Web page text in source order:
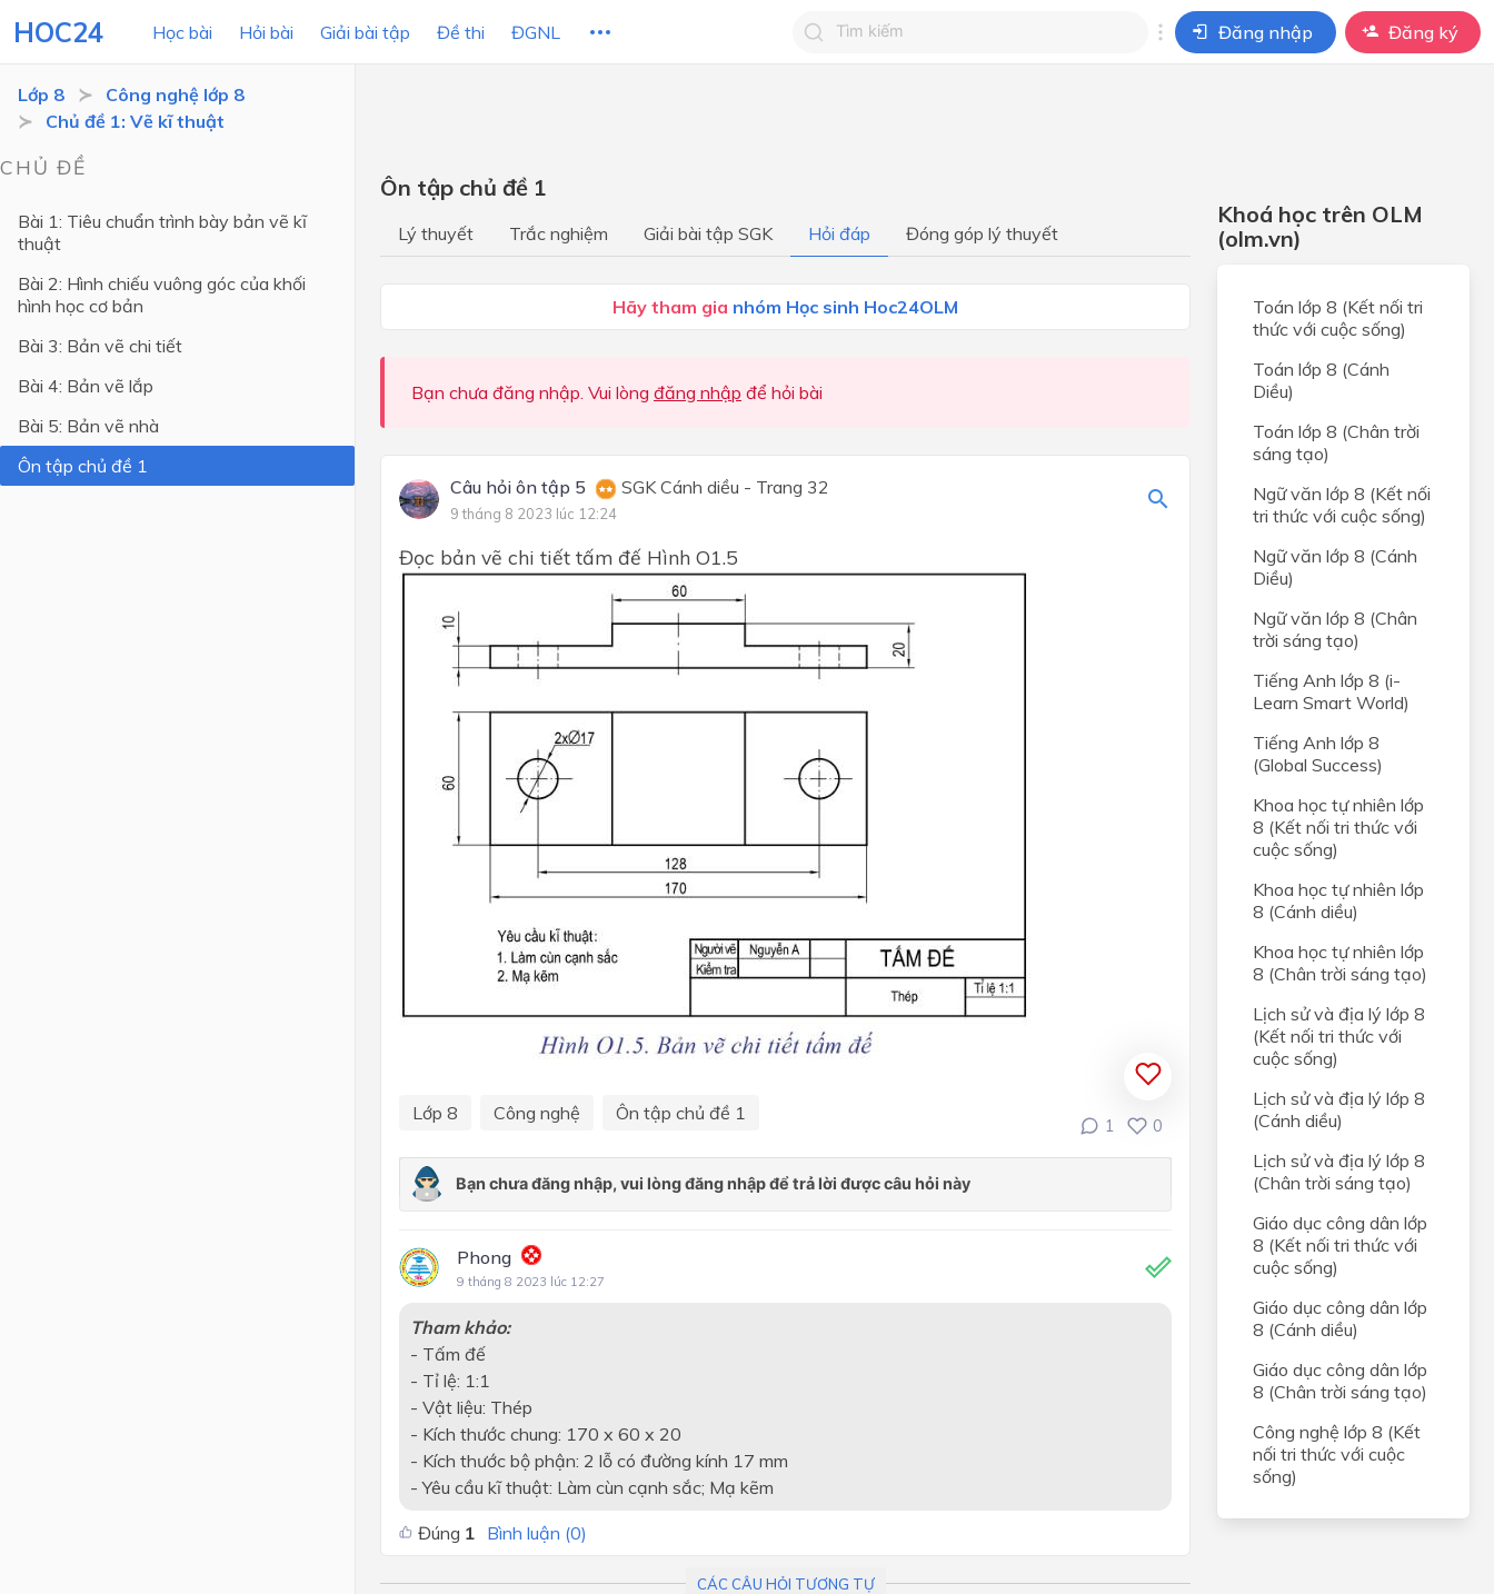
HOC24 Học bài Hỏi bài Giải bài tập Đề thi ĐGNL Đăng nhập Đăng ký
Lớp 12
Lớp 10
Lớp 9
Lớp 8
Lớp 7
Lớp 6
CHƯƠNG 2: CƠ KHÍ
CHƯƠNG 3: KĨ THUẬT ĐIỆN
Vẽ kĩ thuật
Chủ đề 1: Vẽ kĩ thuật
Kĩ thuật điện
CHƯƠNG III. : AN TOÀN ĐIỆN
Bài 17: Các bước thiết kế kĩ thuật
Ôn tập cuối năm
CHƯƠNG IV. : KĨ THUẬT ĐIỆN
Chủ đề 3: An toàn điện
CHƯƠNG V. : THIẾT KẾ KĨ
THUẬT
Chủ đề 4: Kĩ thuật điện
Chủ đề 5: Thiết kế kĩ thuật
Lớp 8
Công nghệ lớp 8
Chủ đề 1: Vẽ kĩ thuật
CHỦ ĐỀ
Bài 1: Tiêu chuẩn trình bày bản vẽ kĩ
thuật
Bài 2: Hình chiếu vuông góc của khối
hình học cơ bản
Bài 3: Bản vẽ chi tiết
Bài 4: Bản vẽ lắp
Bài 5: Bản vẽ nhà
Ôn tập chủ đề 1
Ôn tập chủ đề 1
Lý thuyết Trắc nghiệm Giải bài tập SGK Hỏi đáp Đóng góp lý thuyết
Hãy tham gia nhóm Học sinh Hoc24OLM
Bạn chưa đăng nhập. Vui lòng đăng nhập để hỏi bài
Câu hỏi ôn tập 5 SGK Cánh diều - Trang 32
9 tháng 8 2023 lúc 12:24
Đọc bản vẽ chi tiết tấm đế Hình O1.5
Lớp 8 Công nghệ Ôn tập chủ đề 1
1 0
Phong
9 tháng 8 2023 lúc 12:27
Tham khảo:
- Tấm đế
- Tỉ lệ: 1:1
- Vật liệu: Thép
- Kích thước chung: 170 x 60 x 20
- Kích thước bộ phận: 2 lỗ có đường kính 17 mm
- Yêu cầu kĩ thuật: Làm cùn cạnh sắc; Mạ kẽm
Đúng 1 Bình luận (0)
CÁC CÂU HỎI TƯƠNG TỰ
Khoá học trên OLM
(olm.vn)
Toán lớp 8 (Kết nối tri
thức với cuộc sống)
Toán lớp 8 (Cánh
Diều)
Toán lớp 8 (Chân trời
sáng tạo)
Ngữ văn lớp 8 (Kết nối
tri thức với cuộc sống)
Ngữ văn lớp 8 (Cánh
Diều)
Ngữ văn lớp 8 (Chân
trời sáng tạo)
Tiếng Anh lớp 8 (i-
Learn Smart World)
Tiếng Anh lớp 8
(Global Success)
Khoa học tự nhiên lớp
8 (Kết nối tri thức với
cuộc sống)
Khoa học tự nhiên lớp
8 (Cánh diều)
Khoa học tự nhiên lớp
8 (Chân trời sáng tạo)
Lịch sử và địa lý lớp 8
(Kết nối tri thức với
cuộc sống)
Lịch sử và địa lý lớp 8
(Cánh diều)
Lịch sử và địa lý lớp 8
(Chân trời sáng tạo)
Giáo dục công dân lớp
8 (Kết nối tri thức với
cuộc sống)
Giáo dục công dân lớp
8 (Cánh diều)
Giáo dục công dân lớp
8 (Chân trời sáng tạo)
Công nghệ lớp 8 (Kết
nối tri thức với cuộc
sống)